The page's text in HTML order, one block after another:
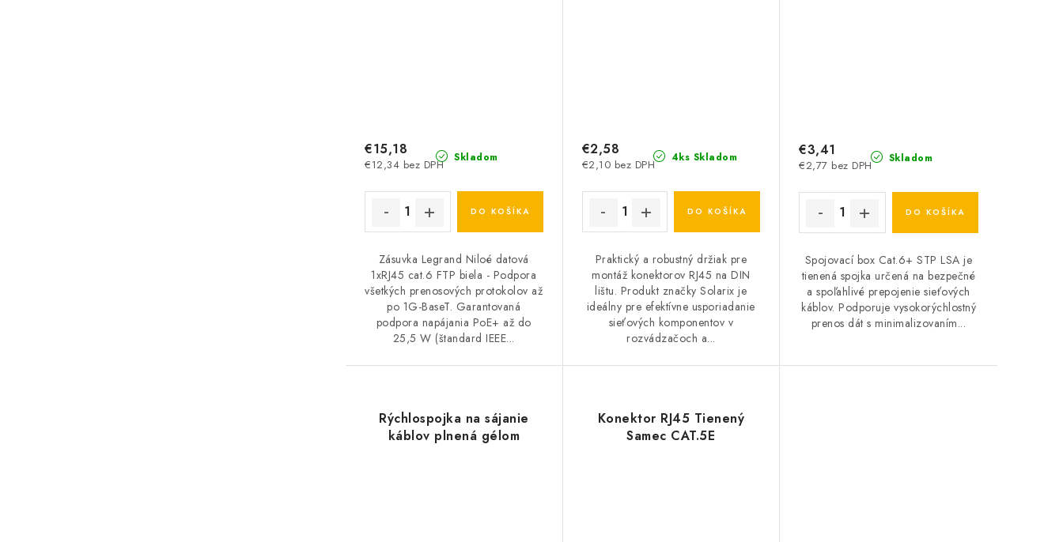
Skladom
€12,34 bez DPH
€15,18
DO KOŠÍKA
Zásuvka Legrand Niloé datová
1xRJ45 cat.6 FTP biela - Podpora
všetkých prenosových protokolov až
po 1G-BaseT. Garantovaná
podpora napájania PoE+ až do
25,5 W (štandard IEEE...
4ks Skladom
€2,10 bez DPH
€2,58
DO KOŠÍKA
Praktický a robustný držiak pre
montáž konektorov RJ45 na DIN
lištu. Produkt značky Solarix je
ideálny pre efektívne usporiadanie
sieťových komponentov v
rozvádzačoch a...
Skladom
€2,77 bez DPH
€3,41
DO KOŠÍKA
Spojovací box Cat.6+ STP LSA je
tienená spojka určená na bezpečné
a spoľahlivé prepojenie sieťových
káblov. Podporuje vysokorýchlostný
prenos dát s minimalizovaním...
Rýchlospojka na sájanie
káblov plnená gélom
Konektor RJ45 Tienený
Samec CAT.5E